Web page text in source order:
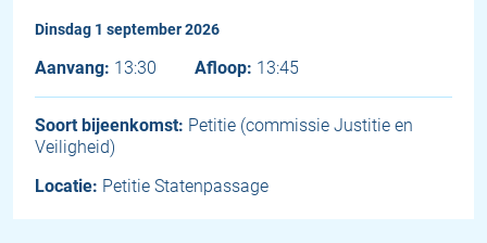
dinsdag 1 september 2026
Aanvang: 13:30 Afloop: 13:45
Soort bijeenkomst: Petitie (commissie Justitie en
Veiligheid)
Locatie: Petitie Statenpassage